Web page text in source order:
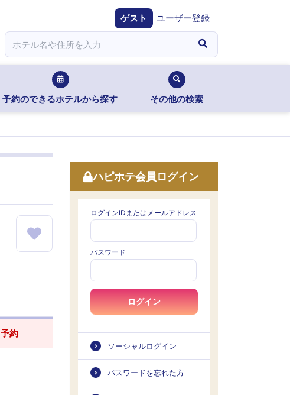
ゲスト ユーザー登録
予約のできるホテルから探す その他の検索
予約
ハピホテ会員ログイン
ログインIDまたはメールアドレス
パスワード
ログイン
ソーシャルログイン
パスワードを忘れた方